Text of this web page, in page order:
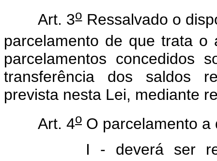
Art. 3oRessalvado o
parcelamento de que trata o
parcelamentos concedidos
transferência dos saldos
prevista nesta Lei, mediante
Art. 4o O parcelamento
I - deverá ser